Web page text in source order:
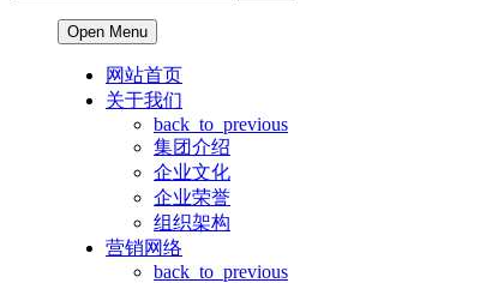
Open Menu
网站首页
关于我们
back_to_previous
集团介绍
企业文化
企业荣誉
组织架构
营销网络
back_to_previous